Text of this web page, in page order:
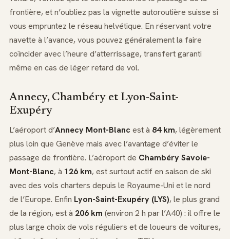
frontière, et n’oubliez pas la vignette autoroutière suisse si
vous empruntez le réseau helvétique. En réservant votre
navette à l’avance, vous pouvez généralement la faire
coïncider avec l’heure d’atterrissage, transfert garanti
même en cas de léger retard de vol.
Annecy, Chambéry et Lyon-Saint-
Exupéry
L’aéroport d’Annecy Mont-Blanc est à 84 km, légèrement
plus loin que Genève mais avec l’avantage d’éviter le
passage de frontière. L’aéroport de Chambéry Savoie-
Mont-Blanc, à 126 km, est surtout actif en saison de ski
avec des vols charters depuis le Royaume-Uni et le nord
de l’Europe. Enfin Lyon-Saint-Exupéry (LYS), le plus grand
de la région, est à 206 km (environ 2 h par l’A40) : il offre le
plus large choix de vols réguliers et de loueurs de voitures,